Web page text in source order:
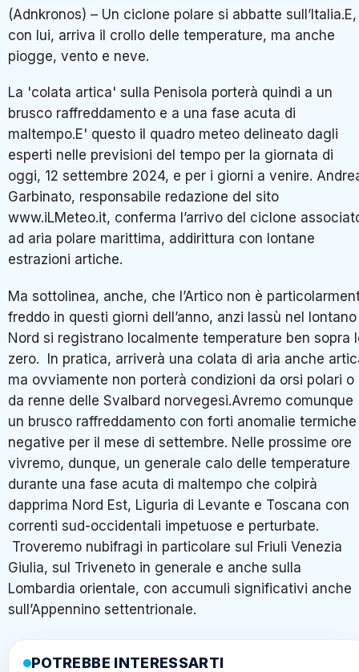
(Adnkronos) – Un ciclone polare si abbatte sull’Italia.E,
con lui, arriva il crollo delle temperature, ma anche
piogge, vento e neve.
La 'colata artica' sulla Penisola porterà quindi a un
brusco raffreddamento e a una fase acuta di
maltempo.E' questo il quadro meteo delineato dagli
esperti nelle previsioni del tempo per la giornata di
oggi, 12 settembre 2024, e per i giorni a venire.
Garbinato, responsabile redazione del sito
www.iLMeteo.it, conferma l’arrivo del ciclone
ad aria polare marittima, addirittura con lontane
estrazioni artiche.
Ma sottolinea, anche, che l’Artico non è
freddo in questi giorni dell’anno, anzi lassù nel lontano
Nord si registrano localmente temperature ben sopra
zero. In pratica, arriverà una colata di aria anche
ma ovviamente non porterà condizioni da orsi polari o
da renne delle Svalbard norvegesi.Avremo comunque
un brusco raffreddamento con forti anomalie termiche
negative per il mese di settembre. Nelle prossime ore
vivremo, dunque, un generale calo delle temperature
durante una fase acuta di maltempo che colpirà
dapprima Nord Est, Liguria di Levante e Toscana con
correnti sud-occidentali impetuose e perturbate.
Troveremo nubifragi in particolare sul Friuli Venezia
Giulia, sul Triveneto in generale e anche sulla
Lombardia orientale, con accumuli significativi anche
sull’Appennino settentrionale.
POTREBBE INTERESSARTI